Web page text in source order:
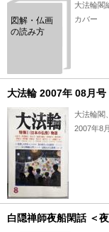
図解・仏画
の読み方
大法輪閣
カバー
大法輪 2007年 08月号
大法輪閣
2007年8
白隠禅師夜船閑話 ＜